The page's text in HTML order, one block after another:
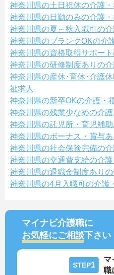
神奈川県の土日祝休の介護・
神奈川県の日勤のみの介護・
神奈川県の夏～秋入職可の
神奈川県のブランクOKの介
神奈川県の資格取得サポー
神奈川県の研修制度ありの
神奈川県の産休･育休･介護
祉求人
神奈川県の新卒OKの介護・
神奈川県の残業少なめの介護
神奈川県の託児所・育児補
神奈川県のボーナス・賞与
神奈川県の社会保険完備の
神奈川県の交通費支給の介護
神奈川県の退職金制度あり
神奈川県の4月入職可の介護
マイナビ介護職に
お気軽にご相談下さい
STEP1
マ
職